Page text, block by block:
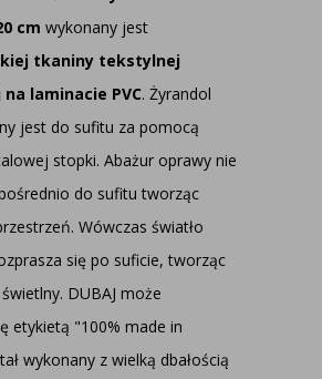
cm wykonany jest
tkaniny tekstylnej
laminacie PVC. Żyrandol
jest do sufitu za pomocą
stopki. Abażur oprawy nie
do sufitu tworząc
Wówczas światło
się po suficie, tworząc
DUBAJ może
etykietą "100% made in
wykonany z wielką dbałością